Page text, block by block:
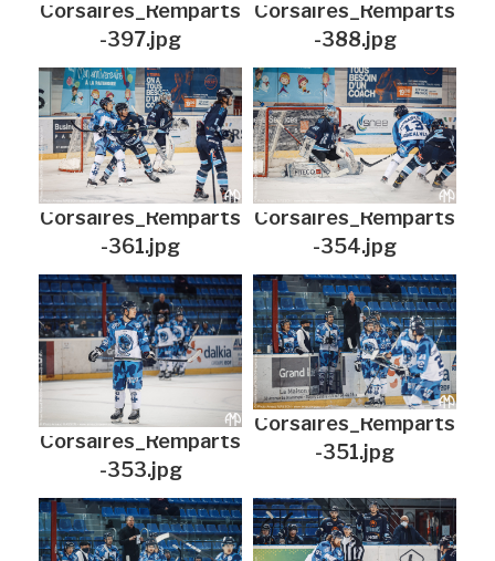
Corsaires_Remparts
-397.jpg
Corsaires_Remparts
-388.jpg
Corsaires_Remparts
-361.jpg
Corsaires_Remparts
-354.jpg
Corsaires_Remparts
-353.jpg
Corsaires_Remparts
-351.jpg